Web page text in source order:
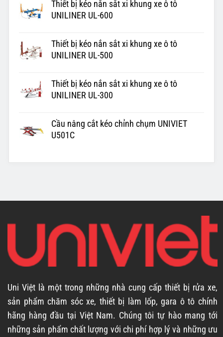
Thiết bị kéo nắn sắt xi khung xe ô tô
UNILINER UL-600
Thiết bị kéo nắn sắt xi khung xe ô tô
UNILINER UL-500
Thiết bị kéo nắn sắt xi khung xe ô tô
UNILINER UL-300
Cầu nâng cắt kéo chỉnh chụm UNIVIET
U501C
Uni Việt là một trong những nhà cung cấp thiết bị rửa xe,
sản phẩm chăm sóc xe, thiết bị làm lốp, gara ô tô chính
hãng hàng đầu tại Việt Nam. Chúng tôi tự hào mang tới
những sản phẩm chất lượng với chi phí hợp lý và những ưu